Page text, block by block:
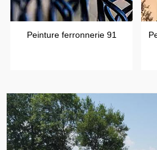
Peinture ferronnerie 91